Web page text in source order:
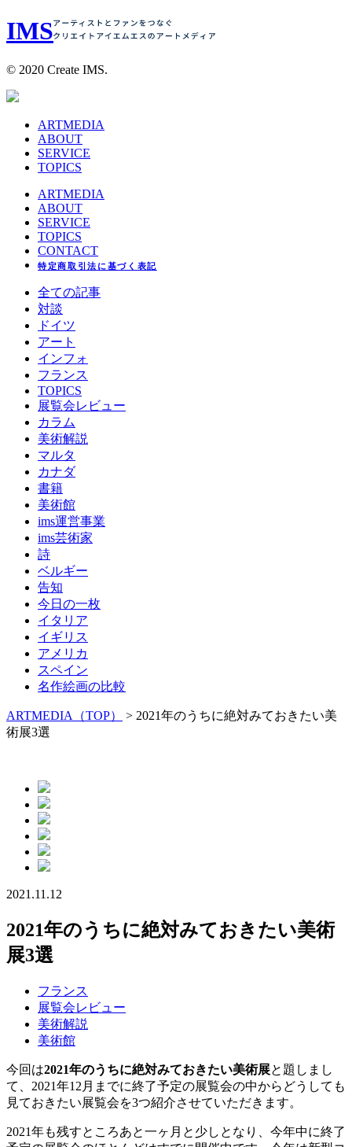
IMS
© 2020 Create IMS.
ARTMEDIA
ABOUT
SERVICE
TOPICS
ARTMEDIA
ABOUT
SERVICE
TOPICS
CONTACT
特定商取引法に基づく表記
全ての記事
対談
ドイツ
アート
インフォ
フランス
TOPICS
展覧会レビュー
カラム
美術解説
マルタ
カナダ
書籍
美術館
ims運営事業
ims芸術家
詩
ベルギー
告知
今日の一枚
イタリア
イギリス
アメリカ
スペイン
名作絵画の比較
ARTMEDIA（TOP）
> 2021年のうちに絶対みておきたい美
術展3選
2021.11.12
2021年のうちに絶対みておきたい美術
展3選
フランス
展覧会レビュー
美術解説
美術館
今回は2021年のうちに絶対みておきたい美術展と題しまし
て、2021年12月までに終了予定の展覧会の中からどうしても
見ておきたい展覧会を3つ紹介させていただきます。
2021年も残すところあと一ヶ月と少しとなり、今年中に終了